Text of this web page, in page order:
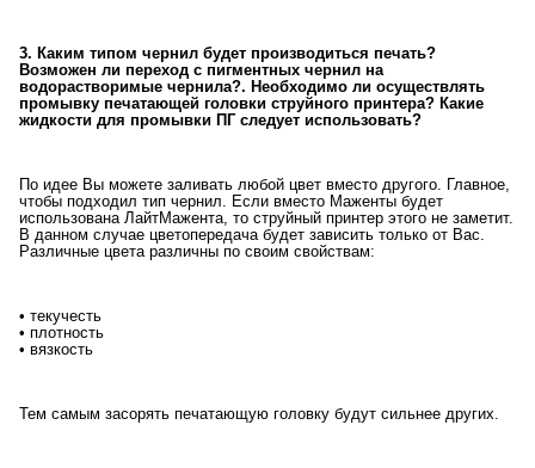
3. Каким типом чернил будет производиться печать?
Возможен ли переход с пигментных чернил на
водорастворимые чернила?. Необходимо ли осуществлять
промывку печатающей головки струйного принтера? Какие
жидкости для промывки ПГ следует использовать?
По идее Вы можете заливать любой цвет вместо другого. Главное,
чтобы подходил тип чернил. Если вместо Маженты будет
использована ЛайтМажента, то струйный принтер этого не заметит.
В данном случае цветопередача будет зависить только от Вас.
Различные цвета различны по своим свойствам:
• текучесть
• плотность
• вязкость
Тем самым засорять печатающую головку будут сильнее других.